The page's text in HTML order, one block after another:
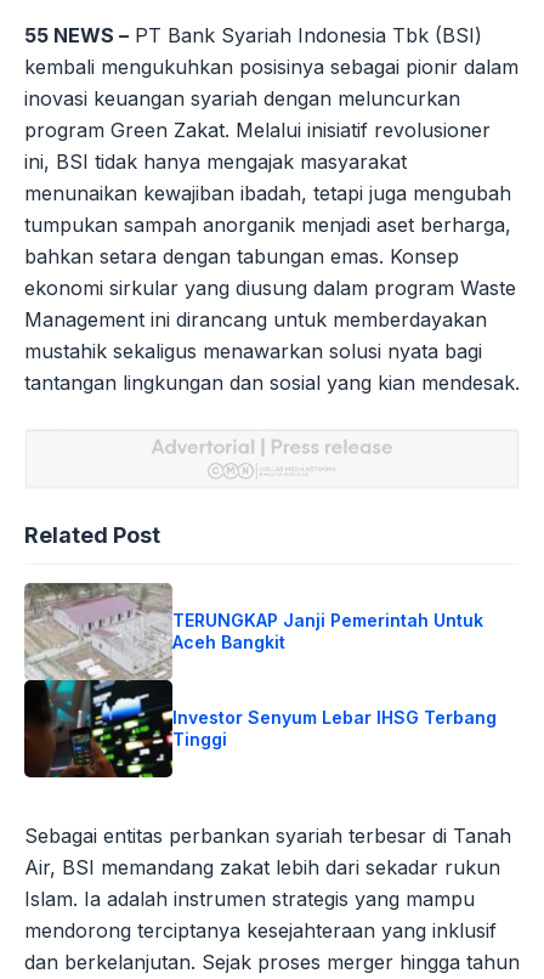
55 NEWS – PT Bank Syariah Indonesia Tbk (BSI)
kembali mengukuhkan posisinya sebagai pionir dalam
inovasi keuangan syariah dengan meluncurkan
program Green Zakat. Melalui inisiatif revolusioner
ini, BSI tidak hanya mengajak masyarakat
menunaikan kewajiban ibadah, tetapi juga mengubah
tumpukan sampah anorganik menjadi aset berharga,
bahkan setara dengan tabungan emas. Konsep
ekonomi sirkular yang diusung dalam program Waste
Management ini dirancang untuk memberdayakan
mustahik sekaligus menawarkan solusi nyata bagi
tantangan lingkungan dan sosial yang kian mendesak.
Related Post
TERUNGKAP Janji Pemerintah Untuk
Aceh Bangkit
Investor Senyum Lebar IHSG Terbang
Tinggi
Sebagai entitas perbankan syariah terbesar di Tanah
Air, BSI memandang zakat lebih dari sekadar rukun
Islam. Ia adalah instrumen strategis yang mampu
mendorong terciptanya kesejahteraan yang inklusif
dan berkelanjutan. Sejak proses merger hingga tahun